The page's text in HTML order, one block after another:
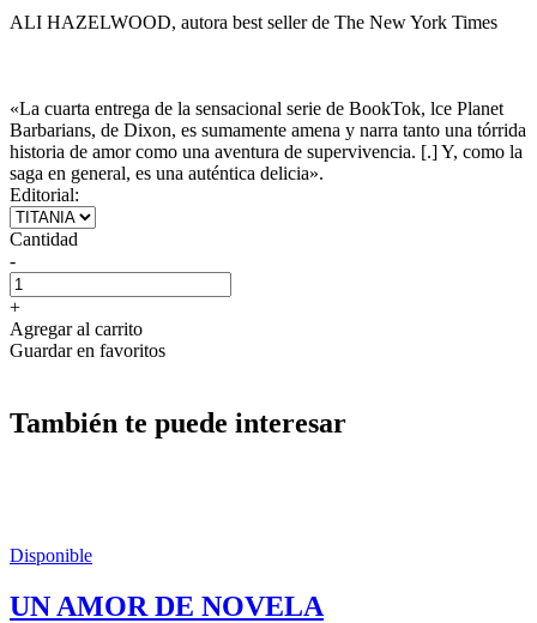
ALI HAZELWOOD, autora best seller de The New York Times
«La cuarta entrega de la sensacional serie de BookTok, lce Planet
Barbarians, de Dixon, es sumamente amena y narra tanto una tórrida
historia de amor como una aventura de supervivencia. [.] Y, como la
saga en general, es una auténtica delicia».
Editorial:
Cantidad
-
+
Agregar al carrito
Guardar en favoritos
También te puede interesar
Disponible
UN AMOR DE NOVELA